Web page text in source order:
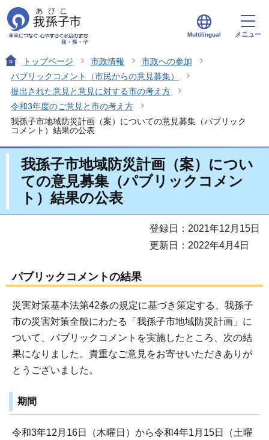
Multilingual メニュー
トップページ 市政情報
市政への参加
パブリックコメント（市民からの意見募集）
提出された意見と意見に対する市の考え方
令和3年度のご意見と市の考え方
我孫子市地域防災計画（案）についての意見募集（パブリック
コメント）結果の公表
我孫子市地域防災計画（案）につい
ての意見募集（パブリックコメン
ト）結果の公表
登録日：2021年12月15日
更新日：2022年4月4日
パブリックコメントの結果
災害対策基本法第42条の規定に基づき策定する、我孫子
市の災害対策全般にわたる「我孫子市地域防災計画」に
ついて、パブリックコメントを実施したところ、次の結
果になりました。貴重なご意見をお寄せいただきありが
とうございました。
期間
令和3年12月16日（木曜日）から令和4年1月15日（土曜